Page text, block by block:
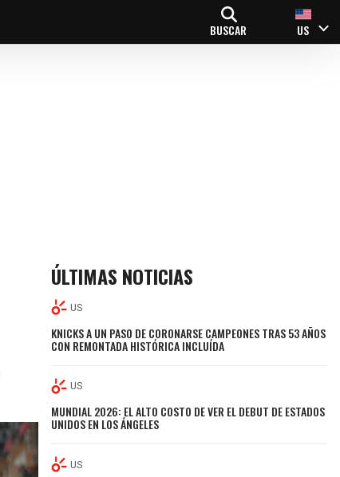
BUSCAR US
ÚLTIMAS NOTICIAS
US
KNICKS A UN PASO DE CORONARSE CAMPEONES TRAS 53 AÑOS
CON REMONTADA HISTÓRICA INCLUÍDA
US
MUNDIAL 2026: EL ALTO COSTO DE VER EL DEBUT DE ESTADOS
UNIDOS EN LOS ÁNGELES
US